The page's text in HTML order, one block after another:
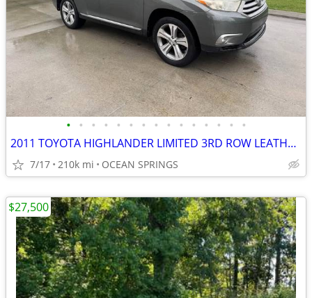
• • • • • • • • • • • • • • •
2011 TOYOTA HIGHLANDER LIMITED 3RD ROW LEATHER SUNROOF & MORE
7/17 210k mi OCEAN SPRINGS
$27,500